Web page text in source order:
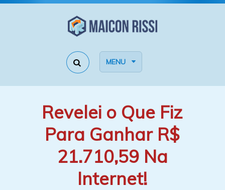
MENU
Revelei o Que Fiz
Para Ganhar R$
21.710,59 Na
Internet!